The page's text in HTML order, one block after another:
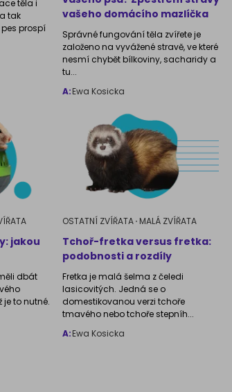
těla i
tak
pes prospí
vašeho domácího mazlíčka
Správné fungování těla zvířete je
založeno na vyvážené stravě, ve které
nesmí chybět bílkoviny, sacharidy a
tu...
A:Ewa Kosicka
jakou
dbát
to nutné.
OSTATNÍ ZVÍŘATA MALÁ ZVÍŘATA
Tchoř-fretka versus fretka:
podobnosti a rozdíly
Fretka je malá šelma z čeledi
lasicovitých. Jedná se o
domestikovanou verzi tchoře
tmavého nebo tchoře stepníh...
A:Ewa Kosicka